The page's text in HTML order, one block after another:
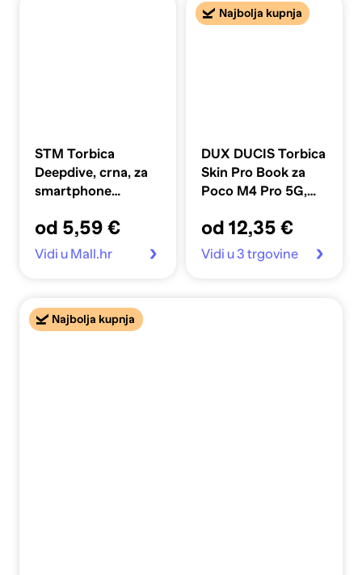
STM Torbica
Deepdive, crna, za
smartphone
od 5,59 €
Vidi u Mall.hr
Najbolja kupnja
DUX DUCIS Torbica
Skin Pro Book za
Poco M4 Pro 5G,
od 12,35 €
Vidi u 3 trgovine
Najbolja kupnja